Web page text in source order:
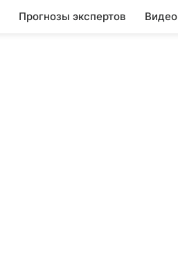
Прогнозы экспертов Видео